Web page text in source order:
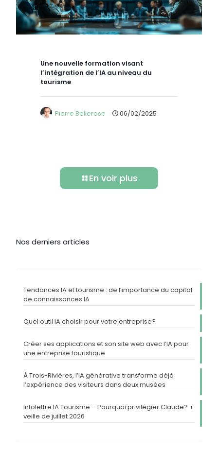
Une nouvelle formation visant
l’intégration de l’IA au niveau du
tourisme
Pierre Bellerose 06/02/2025
En voir plus
Nos derniers articles
Tendances IA et tourisme : de l’importance du capital
de connaissances IA
Quel outil IA choisir pour votre entreprise?
Créer ses applications et son site web avec l’IA pour
une entreprise touristique
À Trois-Rivières, l’IA générative transforme déjà
l’expérience des visiteurs dans deux musées
Infolettre IA Tourisme – Pourquoi privilégier Claude? +
veille de juillet 2026